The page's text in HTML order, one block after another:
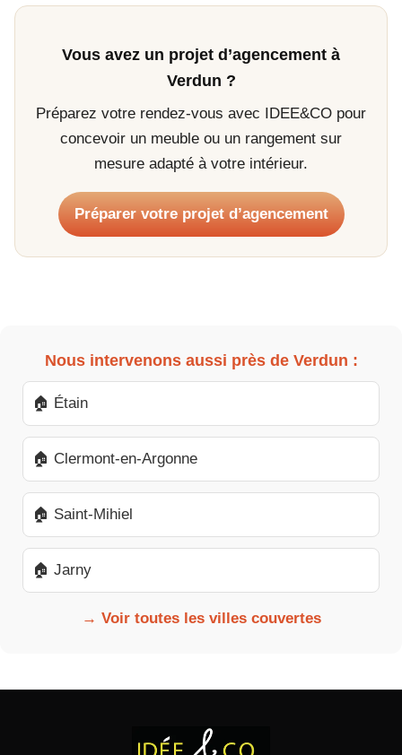
Vous avez un projet d’agencement à
Verdun ?
Préparez votre rendez-vous avec IDEE&CO pour
concevoir un meuble ou un rangement sur
mesure adapté à votre intérieur.
Préparer votre projet d’agencement
Nous intervenons aussi près de Verdun :
🏠 Étain
🏠 Clermont-en-Argonne
🏠 Saint-Mihiel
🏠 Jarny
→ Voir toutes les villes couvertes